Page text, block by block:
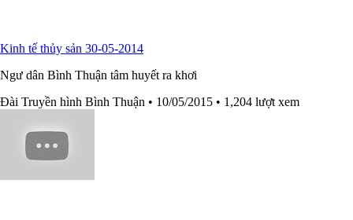
Kinh tế thủy sản 30-05-2014
Ngư dân Bình Thuận tâm huyết ra khơi
Đài Truyền hình Bình Thuận • 10/05/2015 • 1,204 lượt xem